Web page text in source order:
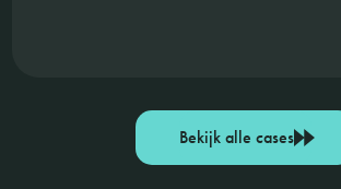
Bekijk alle cases